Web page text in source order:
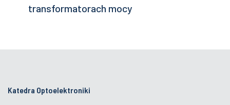
transformatorach mocy
Katedra Optoelektroniki